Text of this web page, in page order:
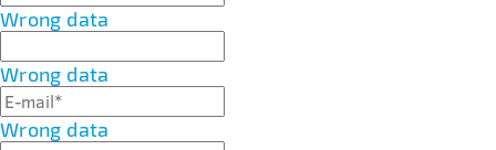
Wrong data
Wrong data
Wrong data